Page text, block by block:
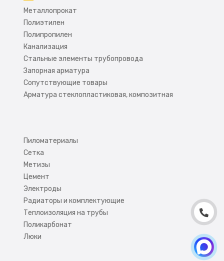
Металлопрокат
Полиэтилен
Полипропилен
Канализация
Стальные элементы трубопровода
Запорная арматура
Сопутствующие товары
Арматура стеклопластиковая, композитная
Пиломатериалы
Сетка
Метизы
Цемент
Электроды
Радиаторы и комплектующие
Теплоизоляция на трубы
Поликарбонат
Люки